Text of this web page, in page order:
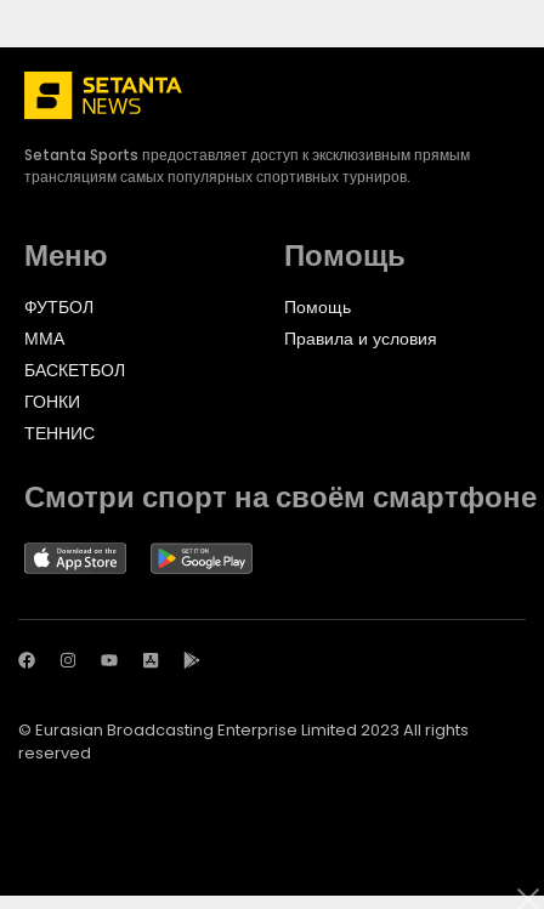
Setanta Sports предоставляет доступ к эксклюзивным прямым
трансляциям самых популярных спортивных турниров.
Меню
ФУТБОЛ
ММА
БАСКЕТБОЛ
ГОНКИ
ТЕННИС
Помощь
Помощь
Правила и условия
Смотри спорт на своём смартфоне
© Eurasian Broadcasting Enterprise Limited 2023 All rights
reserved